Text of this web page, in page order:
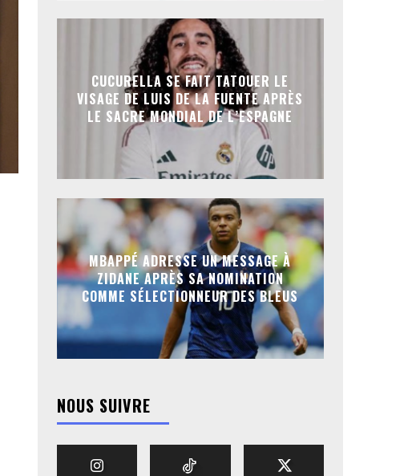
CUCURELLA SE FAIT TATOUER LE
VISAGE DE LUIS DE LA FUENTE APRÈS
LE SACRE MONDIAL DE L’ESPAGNE
MBAPPÉ ADRESSE UN MESSAGE À
ZIDANE APRÈS SA NOMINATION
COMME SÉLECTIONNEUR DES BLEUS
NOUS SUIVRE